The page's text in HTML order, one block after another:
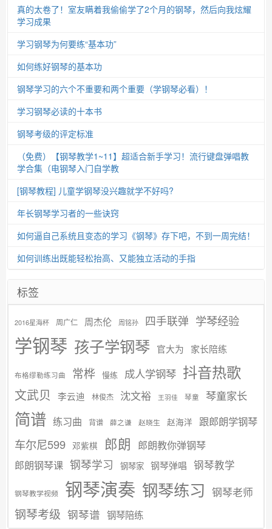
真的太卷了！室友瞒着我偷偷学了2个月的钢琴，然后向我炫耀
学习成果
学习钢琴为何要练“基本功”
如何练好钢琴的基本功
钢琴学习的六个不重要和两个重要（学钢琴必看）！
学习钢琴必读的十本书
钢琴考级的评定标准
（免费）【钢琴教学1~11】超适合新手学习！流行键盘弹唱教
学合集（电钢琴入门自学教
[钢琴教程] 儿童学钢琴没兴趣就学不好吗?
年长钢琴学习者的一些诀窍
如何逼自己系统且变态的学习《钢琴》存下吧，不到一周完结！
如何训练出既能轻松抬高、又能独立活动的手指
标签
2016星海杯 周广仁 周杰伦 周铭孙 四手联弹 学琴经验
学钢琴 孩子学钢琴 官大为 家长陪练
布格缪勒练习曲 常桦 慢练 成人学钢琴 抖音热歌
文武贝 李云迪 林俊杰 沈文裕 王羽佳 琴童 琴童家长
简谱 练习曲 背谱 薛之谦 赵晓生 赵海洋 跟郎朗学钢琴
车尔尼599 邓紫棋 郎朗 郎朗教你弹钢琴
郎朗钢琴课 钢琴学习 钢琴家 钢琴弹唱 钢琴教学
钢琴教学视频 钢琴演奏 钢琴练习 钢琴老师
钢琴考级 钢琴谱 钢琴陪练